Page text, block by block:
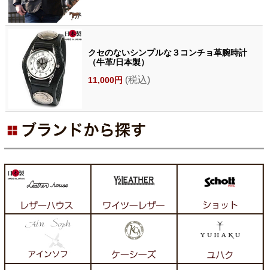
クセのないシンプルな３コンチョ革腕時計
（牛革/日本製）
11,000円 (税込)